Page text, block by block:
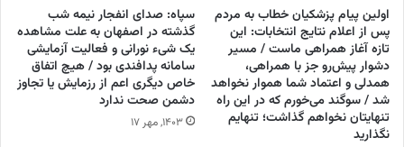
اولین پیام پزشکیان خطاب به مردم
پس از اعلام نتایج انتخابات: این
تازه آغاز همراهی ماست / مسیر
دشوار پیش‌رو جز با همراهی،
همدلی و اعتماد شما هموار نخواهد
شد / سوگند می‌خورم که در این راه
تنهایتان نخواهم گذاشت؛ تنهایم
نگذارید
سپاه: صدای انفجار نیمه شب
گذشته در اصفهان به علت مشاهده
یک شی‌ء نورانی و فعالیت آزمایشی
سامانه پدافندی بود / هیچ اتفاق
خاص دیگری اعم از رزمایش یا تجاوز
دشمن صحت ندارد
۱۴۰۳, مهر ۱۷